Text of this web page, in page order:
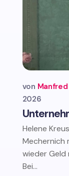
von Manfred
2026
Helene
Mechernich
wieder Geld
Bei...